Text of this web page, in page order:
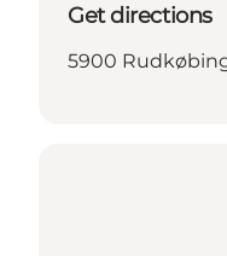
Get directions
5900